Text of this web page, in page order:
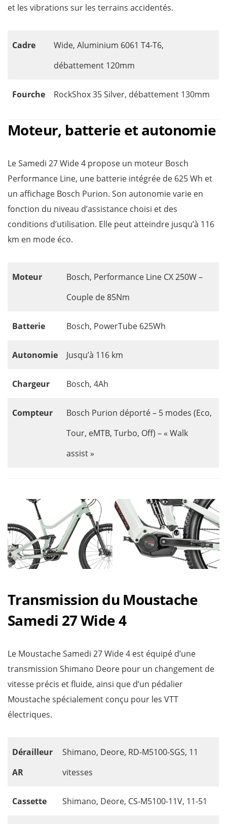
et les vibrations sur les terrains accidentés.
Cadre
Wide, Aluminium 6061 T4-T6,
débattement 120mm
Fourche RockShox 35 Silver, débattement 130mm
Moteur, batterie et autonomie
Le Samedi 27 Wide 4 propose un moteur Bosch
Performance Line, une batterie intégrée de 625 Wh et
un affichage Bosch Purion. Son autonomie varie en
fonction du niveau d’assistance choisi et des
conditions d’utilisation. Elle peut atteindre jusqu’à 116
km en mode éco.
Moteur
Bosch, Performance Line CX 250W –
Couple de 85Nm
Batterie Bosch, PowerTube 625Wh
Autonomie Jusqu’à 116 km
Chargeur Bosch, 4Ah
Compteur
Bosch Purion déporté – 5 modes (Eco,
Tour, eMTB, Turbo, Off) – « Walk
assist »
Transmission du Moustache
Samedi 27 Wide 4
Le Moustache Samedi 27 Wide 4 est équipé d’une
transmission Shimano Deore pour un changement de
vitesse précis et fluide, ainsi que d’un pédalier
Moustache spécialement conçu pour les VTT
électriques.
Dérailleur
AR
Shimano, Deore, RD-M5100-SGS, 11
vitesses
Cassette Shimano, Deore, CS-M5100-11V, 11-51